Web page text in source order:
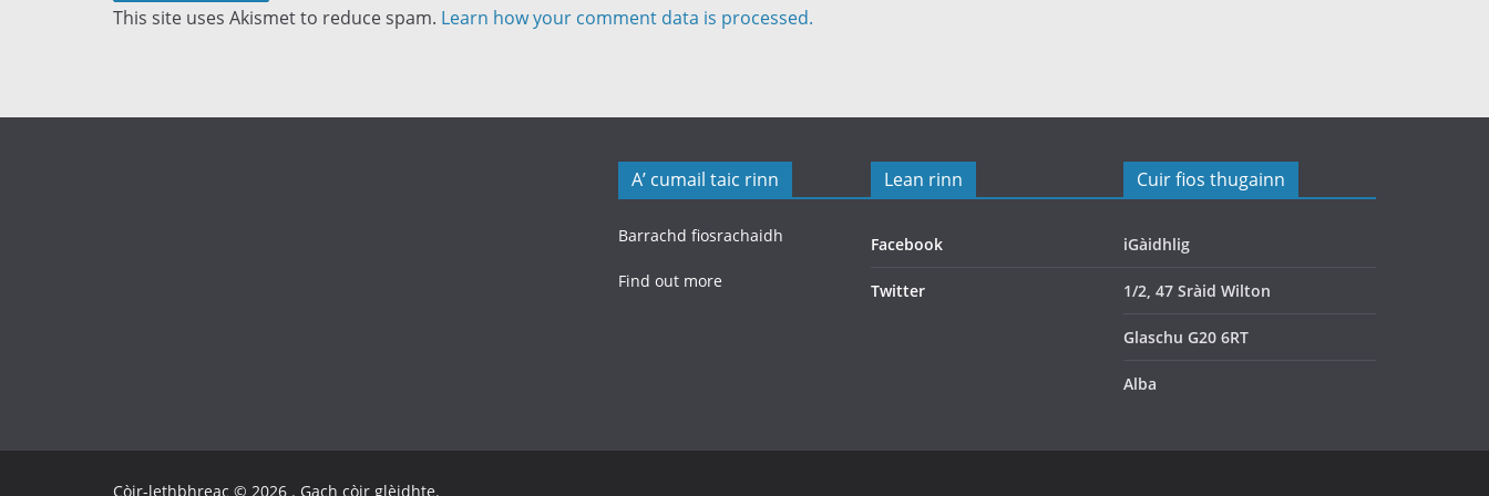
This site uses Akismet to reduce spam. Learn how your comment data is processed.
A’ cumail taic rinn
Barrachd fiosrachaidh
Find out more
Lean rinn
Facebook
Twitter
Cuir fios thugainn
iGàidhlig
1/2, 47 Sràid Wilton
Glaschu G20 6RT
Alba
Còir-lethbhreac © 2026 . Gach còir glèidhte.